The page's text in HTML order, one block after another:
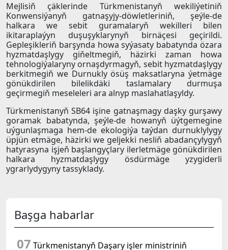
Mejlisiň çäklerinde Türkmenistanyň wekiliýetiniň
Konwensiýanyň gatnaşyjy-döwletleriniň, şeýle-de
halkara we sebit guramalaryň wekilleri bilen
ikitaraplaýyn duşuşyklarynyň birnäçesi geçirildi.
Gepleşikleriň barşynda howa syýasaty babatynda özara
hyzmatdaşlygy giňeltmegiň, häzirki zaman howa
tehnologiýalaryny ornaşdyrmagyň, sebit hyzmatdaşlygy
berkitmegiň we Durnukly ösüş maksatlaryna ýetmäge
gönükdirilen bilelikdäki taslamalary durmuşa
geçirmegiň meseleleri ara alnyp maslahatlaşyldy.
Türkmenistanyň SB64 işine gatnaşmagy daşky gurşawy
goramak babatynda, şeýle-de howanyň üýtgemegine
uýgunlaşmaga hem-de ekologiýa taýdan durnuklylygy
üpjün etmäge, häzirki we geljekki nesliň abadançylygyň
hatyrasyna işjeň başlangyçlary ilerletmäge gönükdirilen
halkara hyzmatdaşlygy ösdürmäge yzygiderli
ygrarlydygyny tassyklady.
Başga habarlar
07 Türkmenistanyň Daşary işler ministriniň